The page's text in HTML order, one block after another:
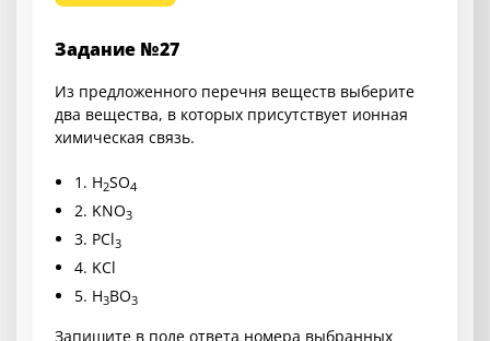
Задание №27
Из предложенного перечня веществ выберите
два вещества, в которых присутствует ионная
химическая связь.
1. H2SO4
2. KNO3
3. PCl3
4. KCl
5. H3BO3
Запишите в поле ответа номера выбранных